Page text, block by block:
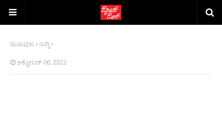
ಮುಖಪುಟ ಸುದ್ದಿ
ಅಕ್ಟೋಬರ್ 06, 2022